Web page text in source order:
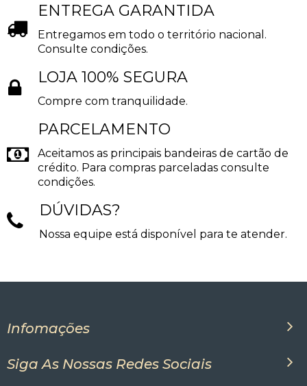
ENTREGA GARANTIDA
Entregamos em todo o território nacional.
Consulte condições.
LOJA 100% SEGURA
Compre com tranquilidade.
PARCELAMENTO
Aceitamos as principais bandeiras de cartão de
crédito. Para compras parceladas consulte
condições.
DÚVIDAS?
Nossa equipe está disponível para te atender.
Infomações
Siga As Nossas Redes Sociais